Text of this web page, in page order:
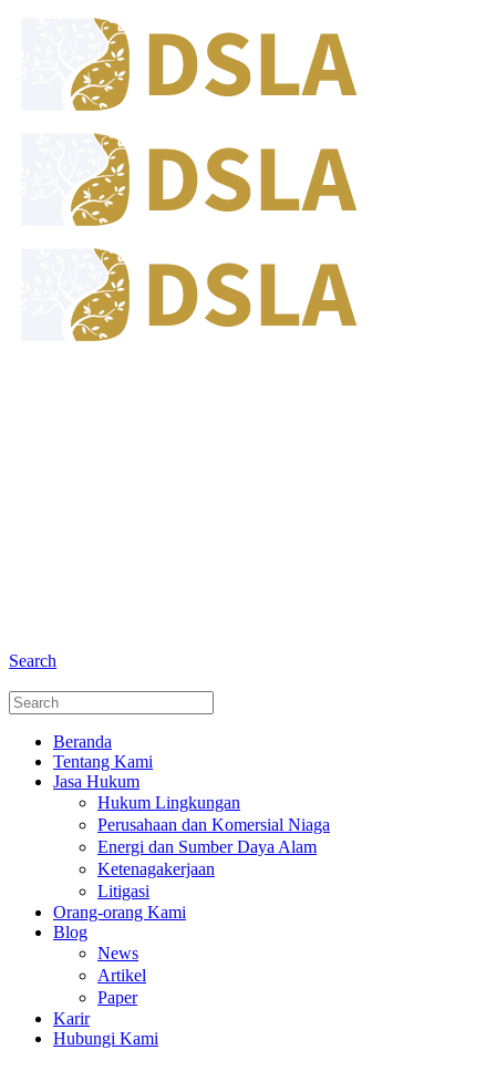
Search
Beranda
Tentang Kami
Jasa Hukum
Hukum Lingkungan
Perusahaan dan Komersial Niaga
Energi dan Sumber Daya Alam
Ketenagakerjaan
Litigasi
Orang-orang Kami
Blog
News
Artikel
Paper
Karir
Hubungi Kami